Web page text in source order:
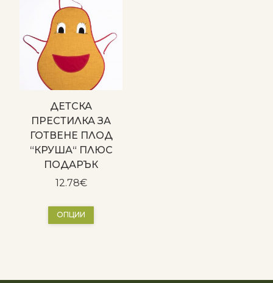
ДЕТСКА
ПРЕСТИЛКА ЗА
ГОТВЕНЕ ПЛОД
“КРУША“ ПЛЮС
ПОДАРЪК
12.78€
ОПЦИИ